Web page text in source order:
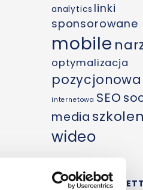
analytics linki
sponsorowane
mobile
optymalizacja
internetowa SEO
media
wideo